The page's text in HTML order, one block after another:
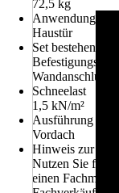
72,5 kg
Haustür
Set bestehend aus
Schneelast
1,5 kN/m²
Ausführung
Vordach
Hinweis zur
Nutzen Sie für
einen